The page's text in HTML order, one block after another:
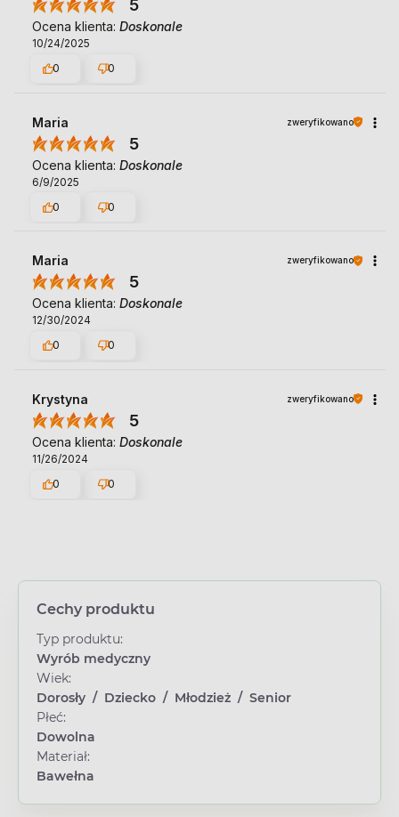
5
Ocena klienta: Doskonale
10/24/2025
0
0
Maria zweryfikowano
5
Ocena klienta: Doskonale
6/9/2025
0
0
Maria zweryfikowano
5
Ocena klienta: Doskonale
12/30/2024
0
0
Krystyna zweryfikowano
5
Ocena klienta: Doskonale
11/26/2024
0
0
Cechy produktu
Typ produktu:
Wyrób medyczny
Wiek:
Dorosły / Dziecko / Młodzież / Senior
Płeć:
Dowolna
Materiał:
Bawełna